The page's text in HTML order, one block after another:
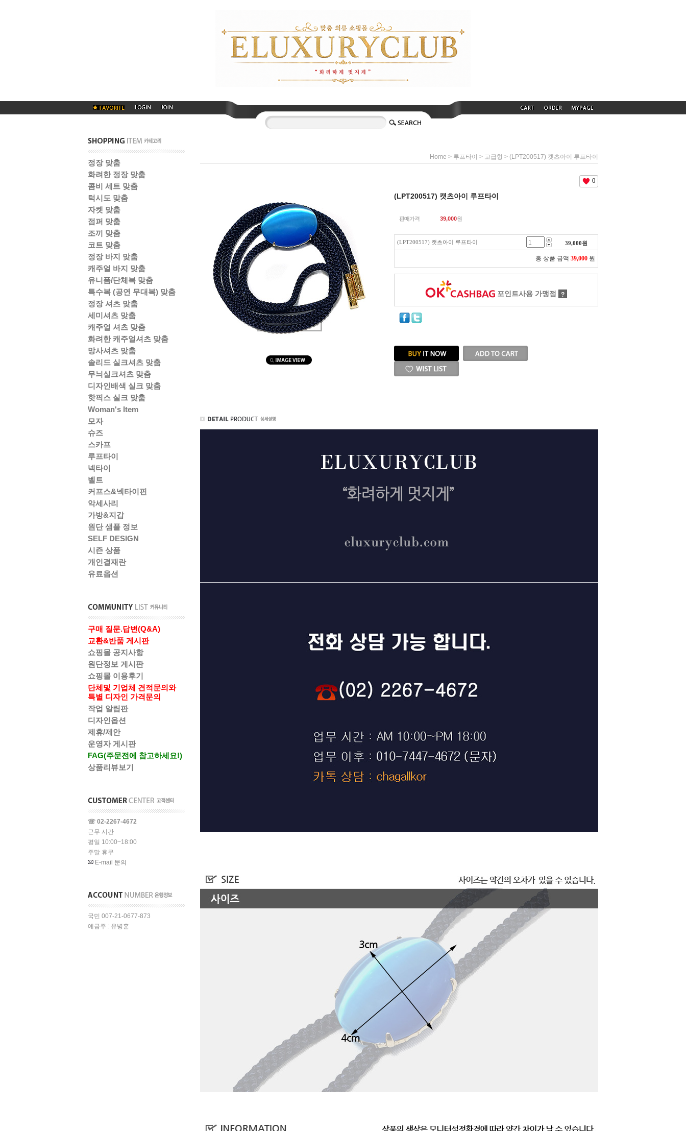
정장 맞춤
화려한 정장 맞춤
콤비 세트 맞춤
턱시도 맞춤
자켓 맞춤
점퍼 맞춤
조끼 맞춤
코트 맞춤
정장 바지 맞춤
캐주얼 바지 맞춤
유니폼/단체복 맞춤
특수복 (공연 무대복) 맞춤
정장 셔츠 맞춤
세미셔츠 맞춤
캐주얼 셔츠 맞춤
화려한 캐주얼셔츠 맞춤
망사셔츠 맞춤
솔리드 실크셔츠 맞춤
무늬실크셔츠 맞춤
디자인배색 실크 맞춤
핫픽스 실크 맞춤
Woman's Item
모자
슈즈
스카프
루프타이
넥타이
벨트
커프스&넥타이핀
악세사리
가방&지갑
원단 샘플 정보
SELF DESIGN
시즌 상품
개인결재란
유료옵션
구매 질문.답변(Q&A)
교환&반품 게시판
쇼핑몰 공지사항
원단정보 게시판
쇼핑몰 이용후기
단체및 기업체 견적문의와
특별 디자인 가격문의
작업 알림판
디자인옵션
제휴/제안
운영자 게시판
FAG(주문전에 참고하세요!)
상품리뷰보기
☏ 02-2267-4672
근무 시간
평일 10:00~18:00
주말 휴무
E-mail 문의
국민 007-21-0677-873
예금주 : 유병훈
Home > 루프타이 > 고급형 > (LPT200517) 캣츠아이 루프타이
마우스를 올려보세요
0
(LPT200517) 캣츠아이 루프타이
판매가격 39,000원
(LPT200517) 캣츠아이 루프타이 39,000원
총 상품 금액 39,000 원
포인트사용 가맹점 ?